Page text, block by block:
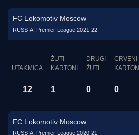
FC Lokomotiv Moscow
RUSSIA: Premier League 2021-22
UTAKMICA
ŽUTI
KARTONI
DRUGI
ŽUTI
CRVENI
KARTON
12 1 0 0
FC Lokomotiv Moscow
RUSSIA: Premier League 2020-21